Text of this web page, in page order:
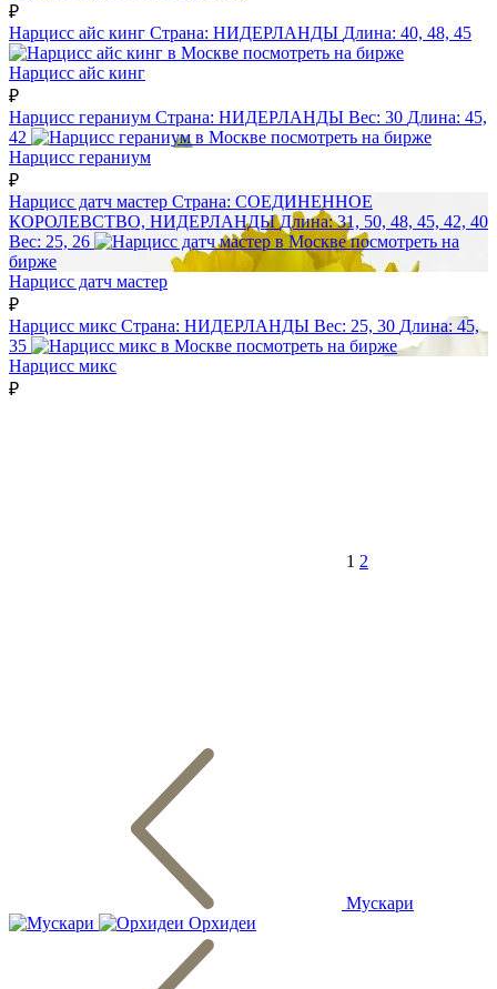
₽
Нарцисс айс кинг Страна: НИДЕРЛАНДЫ Длина: 40, 48, 45
посмотреть на бирже
Нарцисс айс кинг
₽
Нарцисс гераниум Страна: НИДЕРЛАНДЫ Вес: 30 Длина: 45,
42
посмотреть на бирже
Нарцисс гераниум
₽
Нарцисс датч мастер Страна: СОЕДИНЕННОЕ
КОРОЛЕВСТВО, НИДЕРЛАНДЫ Длина:31, 50, 48, 45, 42, 40
Вес: 25, 26
посмотреть на
бирже
Нарцисс датч мастер
₽
Нарцисс микс Страна: НИДЕРЛАНДЫ Вес: 25, 30 Длина: 45,
35
посмотреть на бирже
Нарцисс микс
₽
1 2
Мускари
Орхидеи